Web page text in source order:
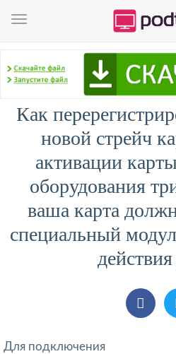
Как
новой стрейч
активации
оборудования
ваша карта
специальный
Для подключения